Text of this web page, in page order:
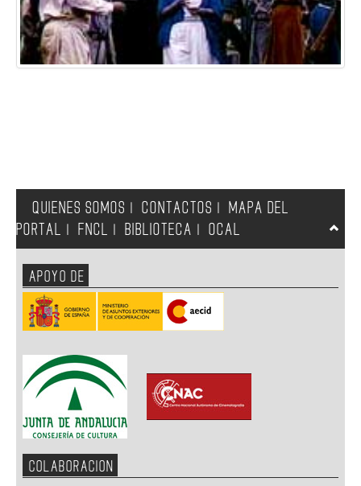
QUIENES SOMOS CONTACTOS
MAPA DEL
PORTAL
FNCL BIBLIOTECA OCAL
APOYO DE
COLABORACION